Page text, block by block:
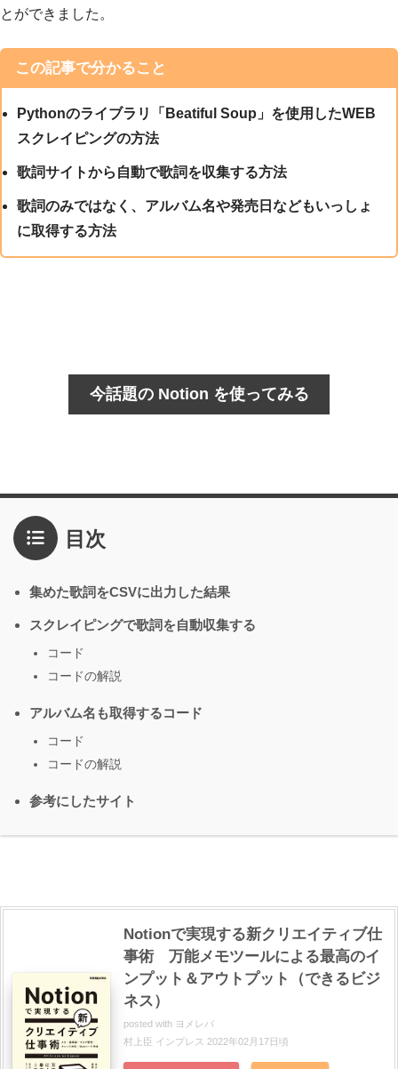
とができました。
この記事で分かること
Pythonのライブラリ「Beatiful Soup」を使用したWEB
スクレイピングの方法
歌詞サイトから自動で歌詞を収集する方法
歌詞のみではなく、アルバム名や発売日などもいっしょ
に取得する方法
今話題の Notion を使ってみる
目次
集めた歌詞をCSVに出力した結果
スクレイピングで歌詞を自動収集する
コード
コードの解説
アルバム名も取得するコード
コード
コードの解説
参考にしたサイト
Notionで実現する新クリエイティブ仕
事術 万能メモツールによる最高のイ
ンプット＆アウトプット（できるビジ
ネス）
posted with ヨメレバ
村上臣 インプレス 2022年02月17日頃